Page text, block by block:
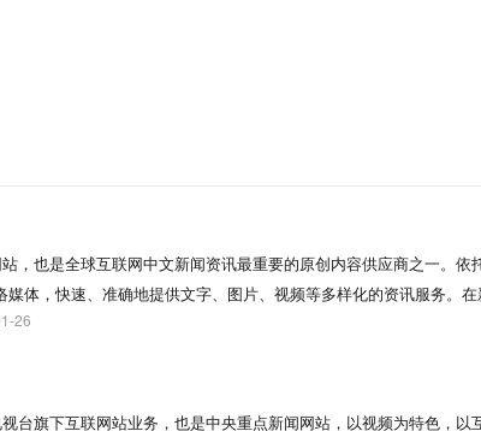
，也是全球互联网中文新闻资讯最重要的原创内容供应商之一。依
体，快速、准确地提供文字、图片、视频等多样化的资讯服务。
特，稿件被国内外网络媒体大量转载。
26
台旗下互联网站业务，也是中央重点新闻网站，以视频为特色，以